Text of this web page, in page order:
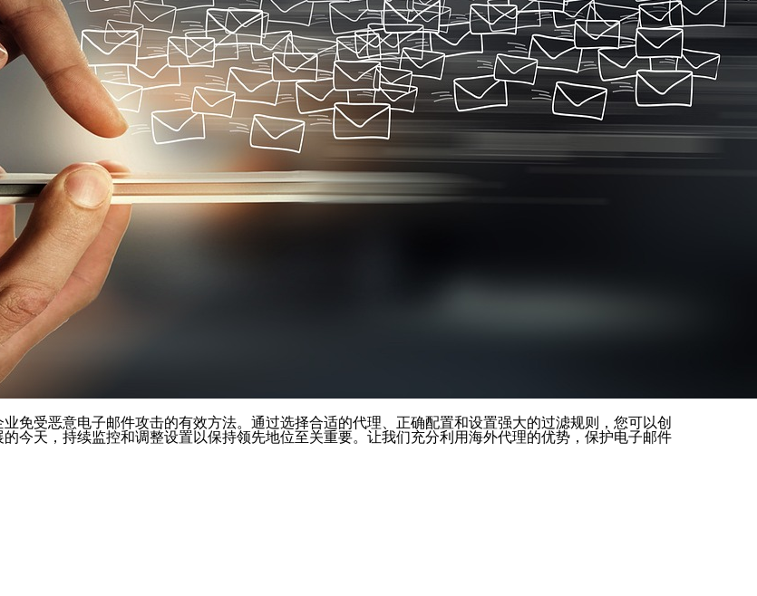
免受恶意电子邮件攻击的有效方法。通过选择合适的代理、正确配置和设置强大的过滤规则，您可以创
今天，持续监控和调整设置以保持领先地位至关重要。让我们充分利用海外代理的优势，保护电子邮件